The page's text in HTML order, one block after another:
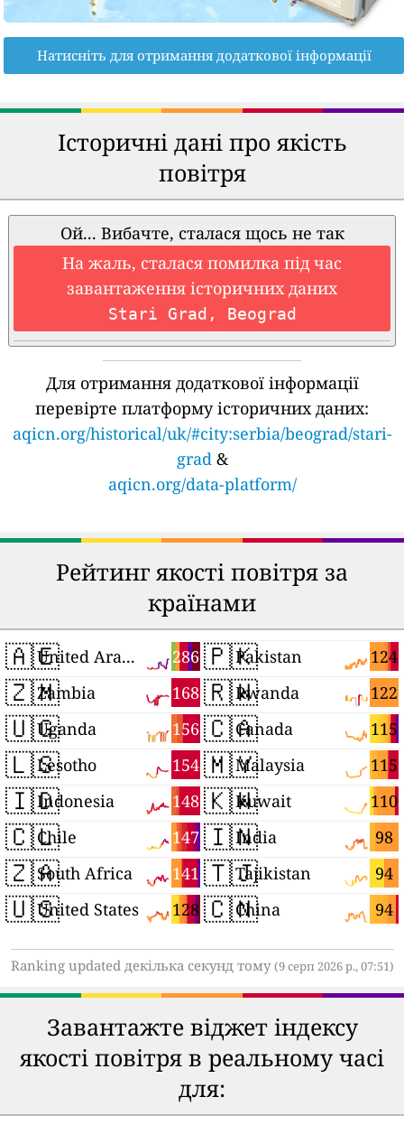
Натисніть для отримання додаткової інформації
Історичні дані про якість
повітря
Ой... Вибачте, сталася щось не так
На жаль, сталася помилка під час
завантаження історичних даних
Stari Grad, Beograd
Для отримання додаткової інформації
перевірте платформу історичних даних:
aqicn.org/historical/uk/#city:serbia/beograd/stari-
grad&
aqicn.org/data-platform/
Рейтинг якості повітря за
країнами
🇦🇪 286
United Arab Emirates
🇿🇲 168
Zambia
🇺🇬 156
Uganda
🇱🇸 154
Lesotho
🇮🇩 148
Indonesia
🇨🇱 147
Chile
🇿🇦 141
South Africa
🇺🇸 128
United States
🇵🇰 124
Pakistan
🇷🇼 122
Rwanda
🇨🇦 115
Canada
🇲🇾 115
Malaysia
🇰🇼 110
Kuwait
🇮🇳 98
India
🇹🇯 94
Tajikistan
🇨🇳 94
China
Ranking updated декілька секунд тому(9 серп 2026 р., 07:51)
Завантажте віджет індексу
якості повітря в реальному часі
для: